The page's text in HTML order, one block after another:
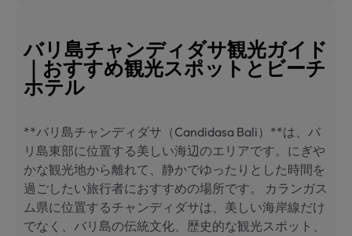
推
荐
н
д
а
,
Б
а
バリ島チャンディダサ観光ガイド
｜おすすめ観光スポットとビーチ
ホテル
**バリ島チャンディダサ（Candidasa Bali）**は、バ
リ島東部に位置する美しい海辺のエリアです。にぎや
かな観光地から離れて、静かでゆったりとした時間を
過ごしたい旅行者におすすめの場所です。 カランガス
ム県に位置するチャンディダサは、美しい海岸線だけ
でなく、バリ島の伝統文化、歴史的な観光スポット、